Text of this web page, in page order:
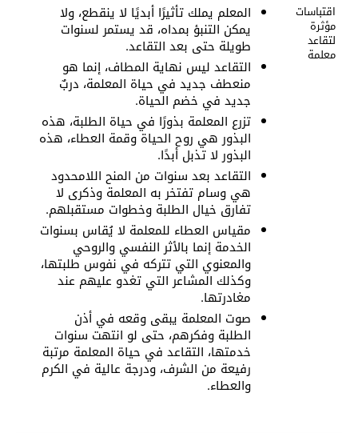
اقتباسات
مؤثرة
لتقاعد
معلمة
المعلم يملك تأثيرًا أبديًا لا ينقطع، ولا
يمكن التنبؤ بمداه، قد يستمر لسنوات
طويلة حتى بعد التقاعد.
التقاعد ليس نهاية المطاف، إنما هو
منعطف جديد في حياة المعلمة، دربٌ
جديد في خضم الحياة.
تزرع المعلمة بذورًا في حياة الطلبة، هذه
البذور هي روح الحياة وقمة العطاء، هذه
البذور لا تذبل أبدًا.
التقاعد بعد سنوات من المنح اللامحدود
هي وسام تفتخر به المعلمة وذكرى لا
تفارق خيال الطلبة وخطوات مستقبلهم.
مقياس العطاء للمعلمة لا يُقاس بسنوات
الخدمة إنما بالأثر النفسي والروحي
والمعنوي التي تتركه في نفوس طلبتها،
وكذلك المشاعر التي تغدو عليهم عند
مغادرتها.
صوت المعلمة يبقى وقعه في أذن
الطلبة وفكرهم، حتى لو انتهت سنوات
خدمتها، التقاعد في حياة المعلمة مرتبة
رفيعة من الشرف، ودرجة عالية في الكرم
والعطاء.